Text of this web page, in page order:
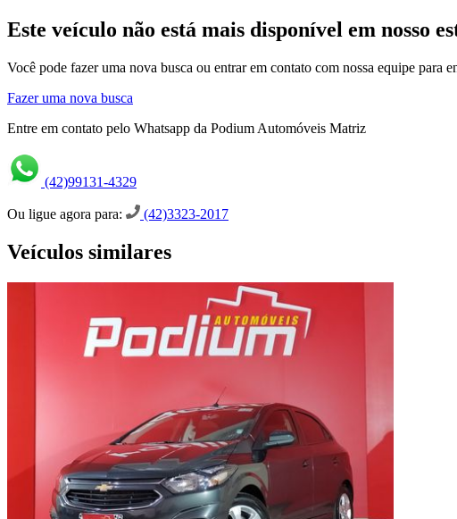
Este veículo não está mais disponível em nosso
Você pode fazer uma nova busca ou entrar em contato com nossa equipe para
Fazer uma nova busca
Entre em contato pelo Whatsapp da Podium Automóveis Matriz
(42)99131-4329
Ou ligue agora para: (42)3323-2017
Veículos similares